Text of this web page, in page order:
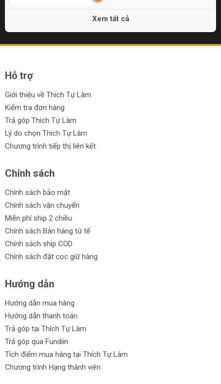
Xem tất cả
Hỗ trợ
Giới thiệu về Thích Tự Làm
Kiểm tra đơn hàng
Trả góp Thích Tự Làm
Lý do chọn Thích Tự Làm
Chương trình tiếp thị liên kết
Chính sách
Chính sách bảo mật
Chính sách vận chuyển
Miễn phí ship 2 chiều
Chính sách Bán hàng tử tế
Chính sách ship COD
Chính sách đặt cọc giữ hàng
Hướng dẫn
Hướng dẫn mua hàng
Hướng dẫn thanh toán
Trả góp tại Thích Tự Làm
Trả góp qua Fundiin
Tích điểm mua hàng tại Thích Tự Làm
Chương trình Hạng thành viên